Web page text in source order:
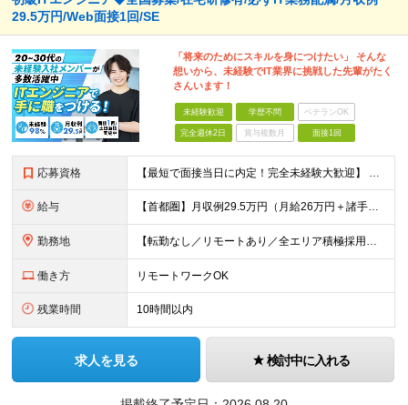
29.5万円/Web面接1回/SE
「将来のためにスキルを身につけたい」 そんな
想いから、未経験でIT業界に挑戦した先輩がたく
さんいます！
未経験歓迎 学歴不問 ベテランOK
完全週休2日 賞与複数月 面接1回
応募資格 【最短で面接当日に内定！完全未経験大歓迎】 ・業種／職種未経験歓迎 ・社会人デビュー、第二新卒、既卒者大歓迎 ・学歴不問（文系、理系不問） ・20代～30代、男女問わず活躍中 ・服装、髪色自由 ・明確
給与 【首都圏】月収例29.5万円（月給26万円＋諸手当） 【東海・関西】月収例28.5万円（月給25万円＋諸手当） 【九州】月収例26万円（月給23万円＋諸手当） ※経験・スキル・前職給与を踏まえ、総合
勤務地 【転勤なし／リモートあり／全エリア積極採用中】 ・大手企業のプロジェクトが中心 ・勤務エリアは希望を考慮し決定 ・研修はリモートメインで実施します ・U&Iターンの方も大歓迎◎ ＜主なエリア＞ ■首
働き方 リモートワークOK
残業時間 10時間以内
求人を見る 検討中に入れる